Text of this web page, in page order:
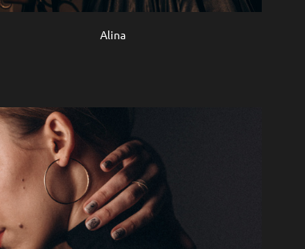
Alina